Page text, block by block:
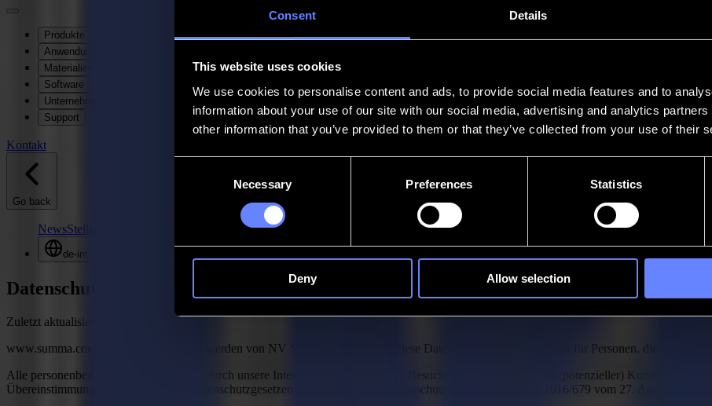
Consent Details
This website uses cookies
We use cookies to personalise content and ads, to provide social media features and to
information about your use of our site with our social media, advertising and analytics
other information that you’ve provided to them or that they’ve collected from your use of their
Necessary Preferences Statistics
Deny Allow selection
Produkte
Anwendungen
Materialien
Software
Unternehmen
Support
Kontakt
Go back
NewsStellenangebote
de-int
Datenschutzerklärung
Zuletzt aktualisiert: 15. Dezember 2020
www.summa.com und www.summa.eu werden von NV SUMMA verwaltet. Diese Datenschutzerklärung gilt nur für Personen, die sich in der
Alle personenbezogenen Daten, die wir durch unsere Interaktionen mit Ihnen als Besucher unserer Website, als (potenzieller) Kunde, als
Übereinstimmung mit den geltenden Datenschutzgesetzen, insbesondere der Datenschutz-Grundverordnung 2016/679 vom 27. April 2016